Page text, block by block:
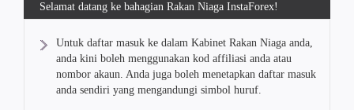
Selamat datang ke bahagian Rakan Niaga InstaForex!
Untuk daftar masuk ke dalam Kabinet Rakan Niaga anda,
anda kini boleh menggunakan kod affiliasi anda atau
nombor akaun. Anda juga boleh menetapkan daftar masuk
anda sendiri yang mengandungi simbol huruf.